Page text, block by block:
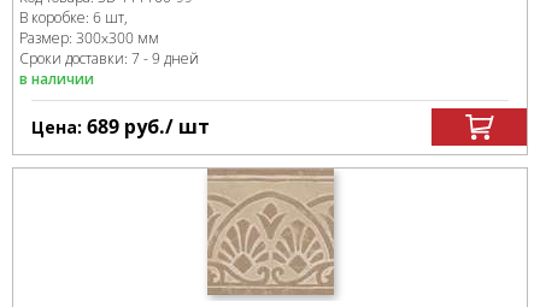
В коробке: 6 шт,
Размер: 300x300 мм
Сроки доставки: 7 - 9 дней
в наличии
Цена: 689 руб./ шт